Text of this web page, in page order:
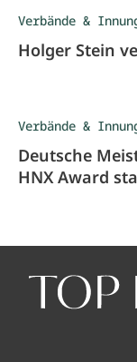
Verbände &
Holger Stein
Verbände &
Deutsche
HNX Award